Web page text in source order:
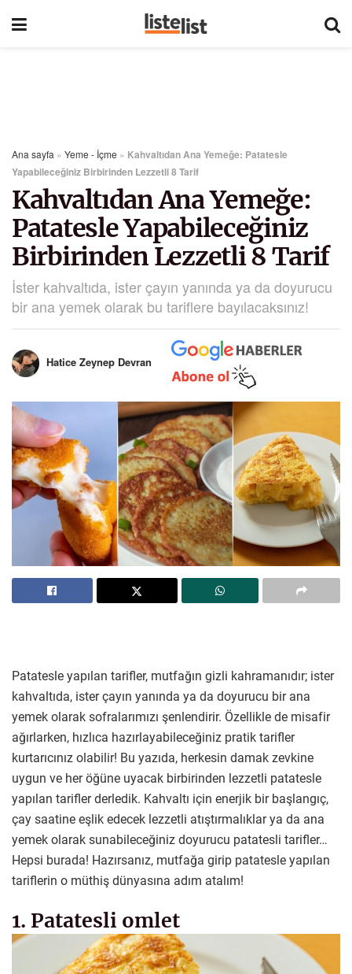
Ana sayfa » Yeme - İçme » Kahvaltıdan Ana Yemeğe: Patatesle
Yapabileceğiniz Birbirinden Lezzetli 8 Tarif
Kahvaltıdan Ana Yemeğe:
Patatesle Yapabileceğiniz
Birbirinden Lezzetli 8 Tarif
İster kahvaltıda, ister çayın yanında ya da doyurucu
bir ana yemek olarak bu tariflere bayılacaksınız!
Hatice Zeynep Devran
Patatesle yapılan tarifler, mutfağın gizli kahramanıdır; ister
kahvaltıda, ister çayın yanında ya da doyurucu bir ana
yemek olarak sofralarımızı şenlendirir. Özellikle de misafir
ağırlarken, hızlıca hazırlayabileceğiniz pratik tarifler
kurtarıcınız olabilir! Bu yazıda, herkesin damak zevkine
uygun ve her öğüne uyacak birbirinden lezzetli patatesle
yapılan tarifler derledik. Kahvaltı için enerjik bir başlangıç,
çay saatine eşlik edecek lezzetli atıştırmalıklar ya da ana
yemek olarak sunabileceğiniz doyurucu patatesli tarifler…
Hepsi burada! Hazırsanız, mutfağa girip patatesle yapılan
tariflerin o müthiş dünyasına adım atalım!
1. Patatesli omlet